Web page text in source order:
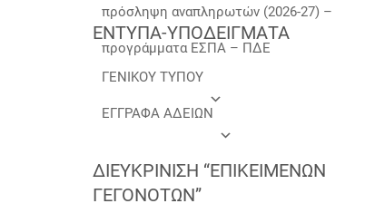
πρόσληψη αναπληρωτών (2026-27) –
προγράμματα ΕΣΠΑ – ΠΔΕ
ΕΝΤΥΠΑ-ΥΠΟΔΕΙΓΜΑΤΑ
ΓΕΝΙΚΟΥ ΤΥΠΟΥ
ΕΓΓΡΑΦΑ ΑΔΕΙΩΝ
ΔΙΕΥΚΡΊΝΙΣΗ “ΕΠΙΚΕΊΜΕΝΩΝ
ΓΕΓΟΝΌΤΩΝ”